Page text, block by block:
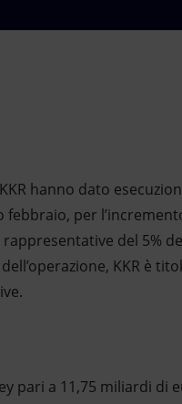
hanno dato
per
del 5%
KKR è
pari a 11,75 miliardi di